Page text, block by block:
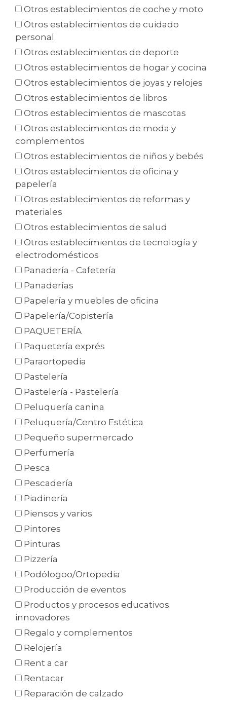
Otros establecimientos de coche y moto
Otros establecimientos de cuidado
personal
Otros establecimientos de deporte
Otros establecimientos de hogar y cocina
Otros establecimientos de joyas y relojes
Otros establecimientos de libros
Otros establecimientos de mascotas
Otros establecimientos de moda y
complementos
Otros establecimientos de niños y bebés
Otros establecimientos de oficina y
papelería
Otros establecimientos de reformas y
materiales
Otros establecimientos de salud
Otros establecimientos de tecnología y
electrodomésticos
Panadería - Cafetería
Panaderías
Papelería y muebles de oficina
Papelería/Copistería
PAQUETERÍA
Paquetería exprés
Paraortopedia
Pastelería
Pastelería - Pastelería
Peluquería canina
Peluquería/Centro Estética
Pequeño supermercado
Perfumería
Pesca
Pescadería
Piadinería
Piensos y varios
Pintores
Pinturas
Pizzería
Podólogoo/Ortopedia
Producción de eventos
Productos y procesos educativos
innovadores
Regalo y complementos
Relojería
Rent a car
Rentacar
Reparación de calzado